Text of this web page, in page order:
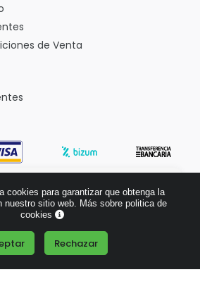
de Venta
en 1771 opiniones >
cookies para garantizar que obtenga la
nuestro sitio web. Más sobre politica de
cookies
Rechazar